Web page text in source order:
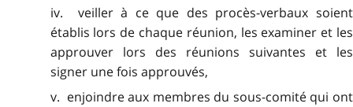
iv. veiller à ce que des procès-verbaux soient
établis lors de chaque réunion, les examiner et les
approuver lors des réunions suivantes et les
signer une fois approuvés,
v. enjoindre aux membres du sous-comité qui ont